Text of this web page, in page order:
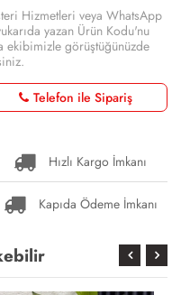
Hizmetleri veya WhatsApp
yazan Ürün Kodu'nu
ekibimizle görüştüğünüzde
Telefon ile Sipariş
Hızlı Kargo İmkanı
Kapıda Ödeme İmkanı